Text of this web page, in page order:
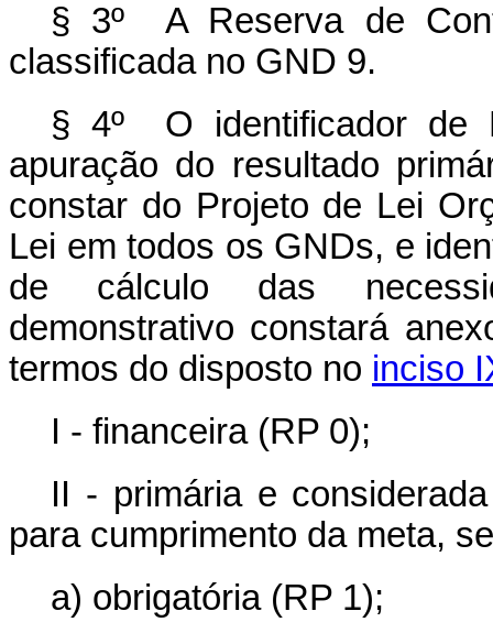
§ 3º A Reserva de
classificada no GND 9.
§ 4º O identificador de
apuração do resultado
constar do Projeto de Lei
Lei em todos os GNDs, e
de cálculo das
demonstrativo constará
termos do disposto no inciso
I - financeira (RP 0);
II - primária e
para cumprimento da meta,
a) obrigatória (RP 1);